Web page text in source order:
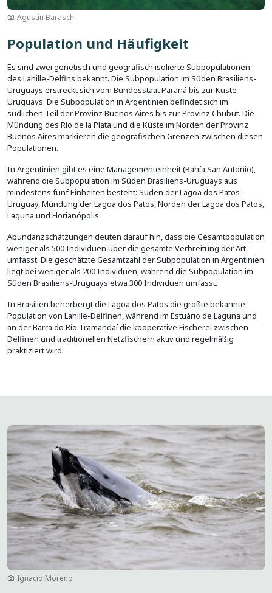
Agustin Baraschi
Population und Häufigkeit
Es sind zwei genetisch und geografisch isolierte Subpopulationen
des Lahille-Delfins bekannt. Die Subpopulation im Süden Brasiliens-
Uruguays erstreckt sich vom Bundesstaat Paraná bis zur Küste
Uruguays. Die Subpopulation in Argentinien befindet sich im
südlichen Teil der Provinz Buenos Aires bis zur Provinz Chubut. Die
Mündung des Río de la Plata und die Küste im Norden der Provinz
Buenos Aires markieren die geografischen Grenzen zwischen diesen
Populationen.
In Argentinien gibt es eine Managementeinheit (Bahía San Antonio),
während die Subpopulation im Süden Brasiliens-Uruguays aus
mindestens fünf Einheiten besteht: Süden der Lagoa dos Patos-
Uruguay, Mündung der Lagoa dos Patos, Norden der Lagoa dos Patos,
Laguna und Florianópolis.
Abundanzschätzungen deuten darauf hin, dass die Gesamtpopulation
weniger als 500 Individuen über die gesamte Verbreitung der Art
umfasst. Die geschätzte Gesamtzahl der Subpopulation in Argentinien
liegt bei weniger als 200 Individuen, während die Subpopulation im
Süden Brasiliens-Uruguays etwa 300 Individuen umfasst.
In Brasilien beherbergt die Lagoa dos Patos die größte bekannte
Population von Lahille-Delfinen, während im Estuário de Laguna und
an der Barra do Rio Tramandaí die kooperative Fischerei zwischen
Delfinen und traditionellen Netzfischern aktiv und regelmäßig
praktiziert wird.
Bild
Ignacio Moreno